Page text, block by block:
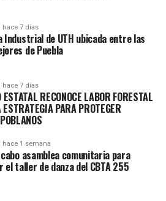
hace 7 días
Industrial de UTH ubicada entre las
de Puebla
hace 7 días
ESTATAL RECONOCE LABOR FORESTAL
PARA PROTEGER
hace 1 semana
asamblea comunitaria para
taller de danza del CBTA 255